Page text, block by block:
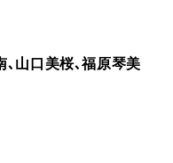
､山口美桜､福原琴美